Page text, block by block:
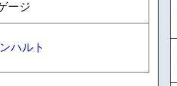
ージ
ハルト